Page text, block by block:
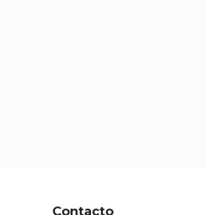
Contacto